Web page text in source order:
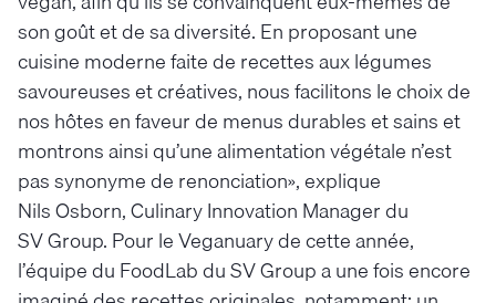
son goût et de sa diversité. En proposant une
cuisine moderne faite de recettes aux légumes
savoureuses et créatives, nous facilitons le choix de
nos hôtes en faveur de menus durables et sains et
montrons ainsi qu’une alimentation végétale n’est
pas synonyme de renonciation», explique
Nils Osborn, Culinary Innovation Manager du
SV Group. Pour le Veganuary de cette année,
l’équipe du FoodLab du SV Group a une fois encore